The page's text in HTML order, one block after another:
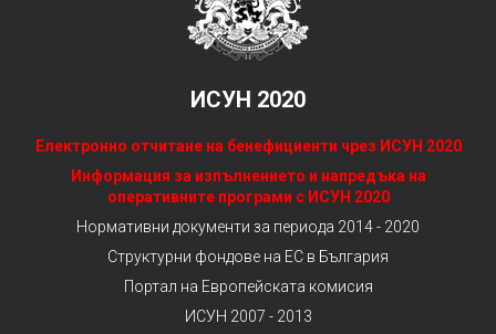
ИСУН 2020
Електронно отчитане на бенефициенти чрез ИСУН 2020
Информация за изпълнението и напредъка на
оперативните програми с ИСУН 2020
Нормативни документи за периода 2014 - 2020
Структурни фондове на ЕС в България
Портал на Европейската комисия
ИСУН 2007 - 2013